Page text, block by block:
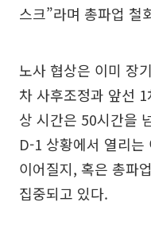
스크”라며 총파업 철
노사 협상은 이미 장
차 사후조정과 앞선
상 시간은 50시간을
D-1 상황에서 열리
이어질지, 혹은 총파
집중되고 있다.